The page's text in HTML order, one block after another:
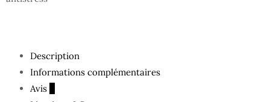
Description
Informations complémentaires
Avis